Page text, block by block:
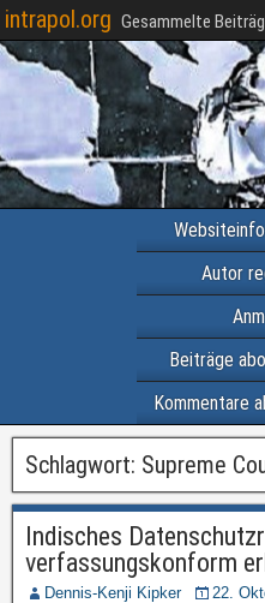
intrapol.org Gesammelte
Autor
Beiträge
Kommentare
Schlagwort: Supreme
Indisches
verfassungskonform
Dennis-Kenji Kipker
22.